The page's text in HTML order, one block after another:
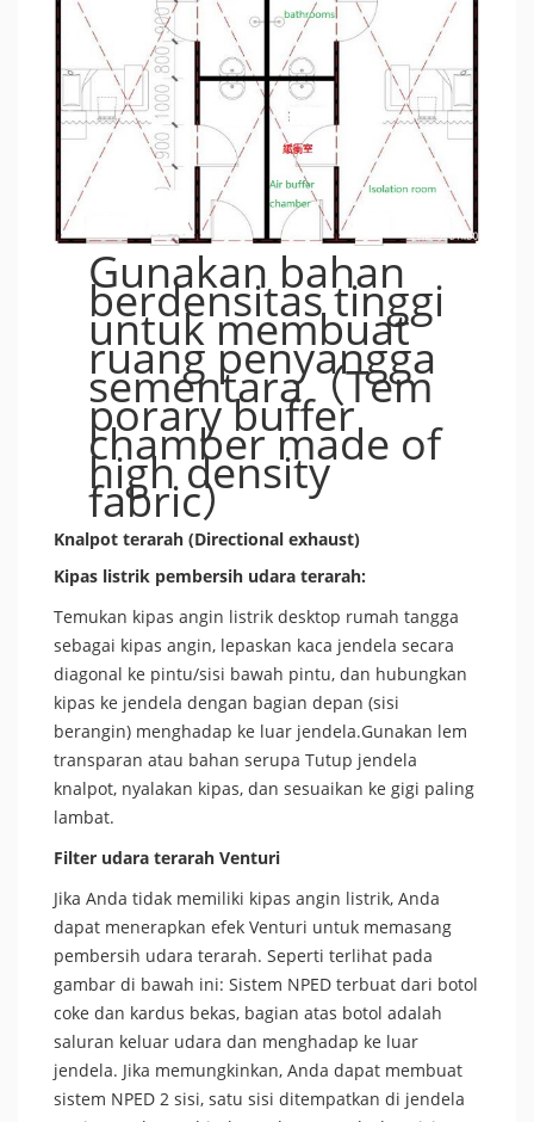
Gunakan bahan
berdensitas tinggi
untuk membuat
ruang penyangga
sementara（Tem
porary buffer
chamber made of
high density
fabric）
Knalpot terarah (Directional exhaust)
Kipas listrik pembersih udara terarah:
Temukan kipas angin listrik desktop rumah tangga
sebagai kipas angin, lepaskan kaca jendela secara
diagonal ke pintu/sisi bawah pintu, dan hubungkan
kipas ke jendela dengan bagian depan (sisi
berangin) menghadap ke luar jendela.Gunakan lem
transparan atau bahan serupa Tutup jendela
knalpot, nyalakan kipas, dan sesuaikan ke gigi paling
lambat.
Filter udara terarah Venturi
Jika Anda tidak memiliki kipas angin listrik, Anda
dapat menerapkan efek Venturi untuk memasang
pembersih udara terarah. Seperti terlihat pada
gambar di bawah ini: Sistem NPED terbuat dari botol
coke dan kardus bekas, bagian atas botol adalah
saluran keluar udara dan menghadap ke luar
jendela. Jika memungkinkan, Anda dapat membuat
sistem NPED 2 sisi, satu sisi ditempatkan di jendela